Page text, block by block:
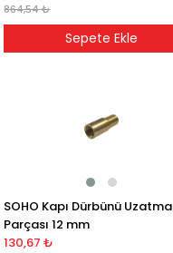
864,54 ₺
Sepete Ekle
SOHO Kapı Dürbünü Uzatma
Parçası 12 mm
130,67 ₺